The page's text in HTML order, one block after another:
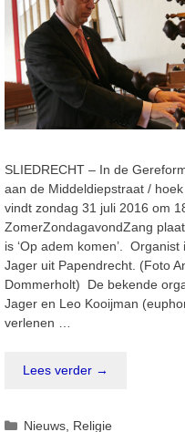
SLIEDRECHT – In de
aan de Middeldiepstraat /
vindt zondag 31 juli 2016 om
ZomerZondagavondZang
is ‘Op adem komen’. Organist
Jager uit Papendrecht. (Foto
Dommerholt) De bekende
Jager en Leo Kooijman
verlenen …
Lees verder →
Categorieën
Nieuws, Religie